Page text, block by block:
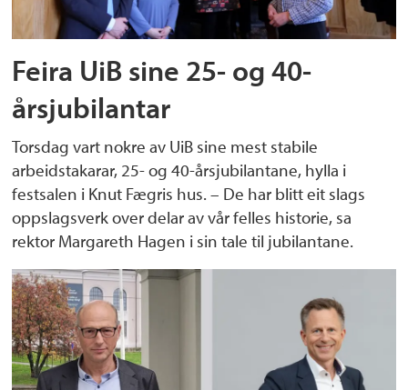
Feira UiB sine 25- og 40-
årsjubilantar
Torsdag vart nokre av UiB sine mest stabile
arbeidstakarar, 25- og 40-årsjubilantane, hylla i
festsalen i Knut Fægris hus. – De har blitt eit slags
oppslagsverk over delar av vår felles historie, sa
rektor Margareth Hagen i sin tale til jubilantane.